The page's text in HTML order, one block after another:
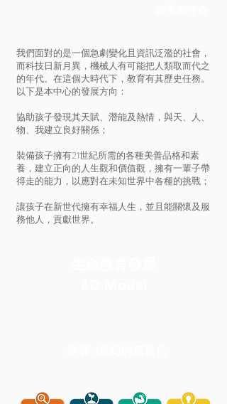
我們面對的是一個急劇變化且資訊泛濫的社會，
而科技日新月異，機械人有可能把人類取而代之
的年代。在這個大時代下，教育有其歷史任務。
以下是本中心的發展方向：
協助孩子發現其天賦、潛能及熱情，與天、人、
物、我建立良好關係；
裝備孩子擁有21世紀所需的各種美善品格和素
養，建立正向的人生觀和價值觀，擁有一輩子帶
得走的能力，以應對在未知世界中各種的挑戰；
讓孩子在新世代擁有幸福人生，並且能關懷及服
務他人，貢獻世界。